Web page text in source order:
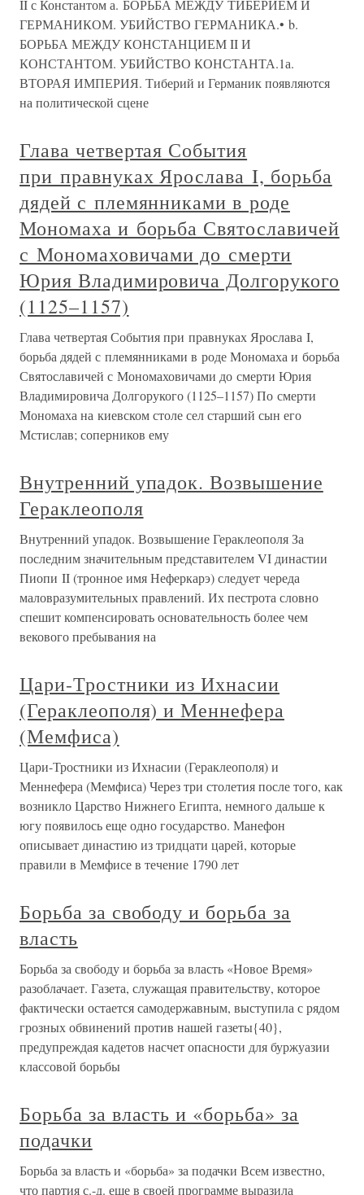
II с Константом а. БОРЬБА МЕЖДУ ТИБЕРИЕМ И
ГЕРМАНИКОМ. УБИЙСТВО ГЕРМАНИКА.• b.
БОРЬБА МЕЖДУ КОНСТАНЦИЕМ II И
КОНСТАНТОМ. УБИЙСТВО КОНСТАНТА.1а.
ВТОРАЯ ИМПЕРИЯ. Тиберий и Германик появляются
на политической сцене
Глава четвертая События
при правнуках Ярослава I, борьба
дядей с племянниками в роде
Мономаха и борьба Святославичей
с Мономаховичами до смерти
Юрия Владимировича Долгорукого
(1125–1157)
Глава четвертая События при правнуках Ярослава I,
борьба дядей с племянниками в роде Мономаха и борьба
Святославичей с Мономаховичами до смерти Юрия
Владимировича Долгорукого (1125–1157) По смерти
Мономаха на киевском столе сел старший сын его
Мстислав; соперников ему
Внутренний упадок. Возвышение
Гераклеополя
Внутренний упадок. Возвышение Гераклеополя За
последним значительным представителем VI династии
Пиопи II (тронное имя Неферкарэ) следует череда
маловразумительных правлений. Их пестрота словно
спешит компенсировать основательность более чем
векового пребывания на
Цари-Тростники из Ихнасии
(Гераклеополя) и Меннефера
(Мемфиса)
Цари-Тростники из Ихнасии (Гераклеополя) и
Меннефера (Мемфиса) Через три столетия после того, как
возникло Царство Нижнего Египта, немного дальше к
югу появилось еще одно государство. Манефон
описывает династию из тридцати царей, которые
правили в Мемфисе в течение 1790 лет
Борьба за свободу и борьба за
власть
Борьба за свободу и борьба за власть «Новое Время»
разоблачает. Газета, служащая правительству, которое
фактически остается самодержавным, выступила с рядом
грозных обвинений против нашей газеты{40},
предупреждая кадетов насчет опасности для буржуазии
классовой борьбы
Борьба за власть и «борьба» за
подачки
Борьба за власть и «борьба» за подачки Всем известно,
что партия с.-д. еще в своей программе выразила